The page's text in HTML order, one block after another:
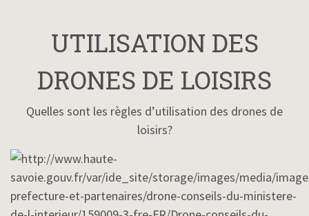
UTILISATION DES
DRONES DE LOISIRS
Quelles sont les règles d’utilisation des drones de
loisirs?